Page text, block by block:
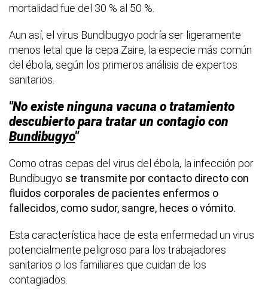
mortalidad fue del 30 % al 50 %.
Aun así, el virus Bundibugyo podría ser ligeramente
menos letal que la cepa Zaire, la especie más común
del ébola, según los primeros análisis de expertos
sanitarios.
"No existe ninguna vacuna o tratamiento
descubierto para tratar un contagio con
Bundibugyo"
Como otras cepas del virus del ébola, la infección por
Bundibugyo se transmite por contacto directo con
fluidos corporales de pacientes enfermos o
fallecidos, como sudor, sangre, heces o vómito.
Esta característica hace de esta enfermedad un virus
potencialmente peligroso para los trabajadores
sanitarios o los familiares que cuidan de los
contagiados.